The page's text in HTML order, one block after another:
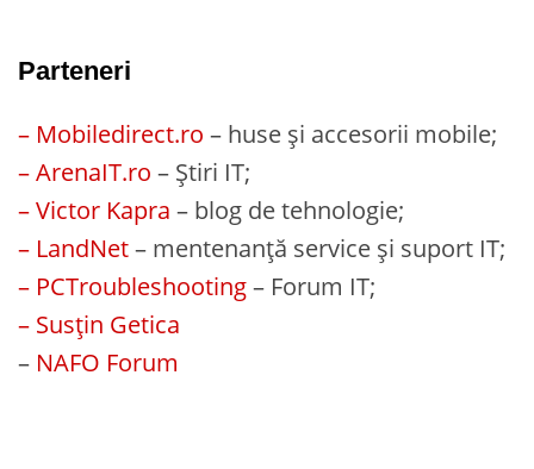
Parteneri
– Mobiledirect.ro – huse și accesorii mobile;
– ArenaIT.ro – Știri IT;
– Victor Kapra – blog de tehnologie;
– LandNet– mentenanță service și suport IT;
– PCTroubleshooting– Forum IT;
– Susțin Getica
– NAFO Forum